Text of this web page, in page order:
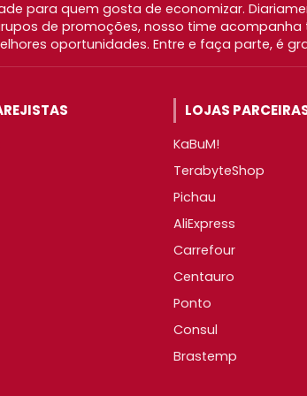
para quem gosta de economizar.
de promoções, nosso time
oportunidades. Entre e faça parte, é
LOJAS
KaBuM!
TerabyteShop
Pichau
AliExpress
Carrefour
Centauro
Ponto
Consul
Brastemp